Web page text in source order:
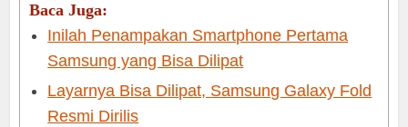
Baca Juga:
Inilah Penampakan Smartphone Pertama
Samsung yang Bisa Dilipat
Layarnya Bisa Dilipat, Samsung Galaxy Fold
Resmi Dirilis